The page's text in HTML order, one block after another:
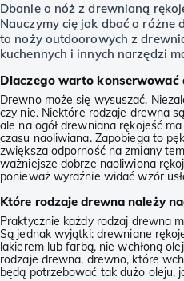
Dbanie o nóż z drewnianą
Nauczymy cię jak dbać o różne
to noży outdoorowych z
kuchennych i innych narzędzi
Dlaczego warto konserwować
Drewno może się wysuszać.
czy nie. Niektóre rodzaje drewna
ale na ogół drewniana rękojeść
czasu naoliwiana. Zapobiega to
zwiększa odporność na zmiany
ważniejsze dobrze naoliwiona
ponieważ wyraźnie widać wzór
Które rodzaje drewna należy
Praktycznie każdy rodzaj drewna
Są jednak wyjątki: drewniane
lakierem lub farbą, nie wchłoną
rodzaje drewna, drewno, które
będą potrzebować tak dużo oleju,